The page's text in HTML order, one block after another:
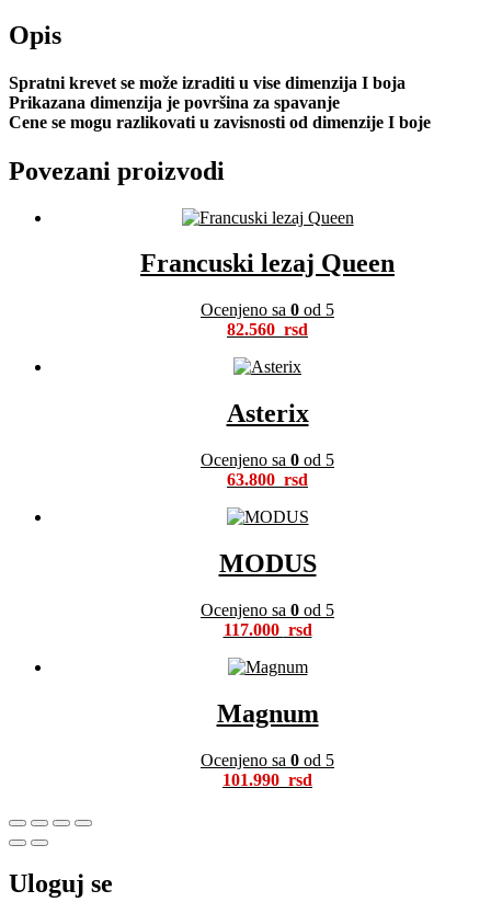
Opis
Spratni krevet se može izraditi u vise dimenzija I boja
Prikazana dimenzija je površina za spavanje
Cene se mogu razlikovati u zavisnosti od dimenzije I boje
Povezani proizvodi
Francuski lezaj Queen
Ocenjeno sa 0 od 5
82.560
Asterix
Ocenjeno sa 0 od 5
63.800
MODUS
Ocenjeno sa 0 od 5
117.000
Magnum
Ocenjeno sa 0 od 5
101.990
Uloguj se